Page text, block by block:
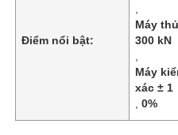
Điểm nổi bật:
Máy
300 kN
Máy
xác ± 1
,0%